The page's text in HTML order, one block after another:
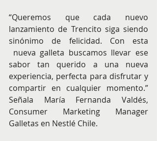
“Queremos que cada nuevo
lanzamiento de Trencito siga siendo
sinónimo de felicidad. Con esta
nueva galleta buscamos llevar ese
sabor tan querido a una nueva
experiencia, perfecta para disfrutar y
compartir en cualquier momento.”
Señala María Fernanda Valdés,
Consumer Marketing Manager
Galletas en Nestlé Chile.